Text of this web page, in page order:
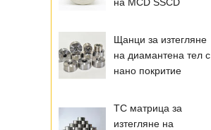
на MCD SSCD
Щанци за изтегляне
на диамантена тел с
нано покритие
TC матрица за
изтегляне на